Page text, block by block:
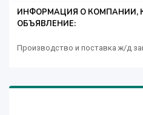
ИНФОРМАЦИЯ О КОМПАНИИ,
ОБЪЯВЛЕНИЕ:
Производство и поставка ж/д